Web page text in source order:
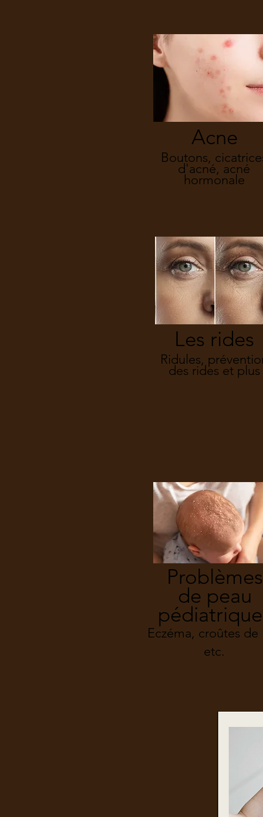
Acne
Boutons,
d'acné, acné
hormonale
Les rides
Ridules,
des rides et plus
Problèmes
de peau
Eczéma, croûtes de
etc.